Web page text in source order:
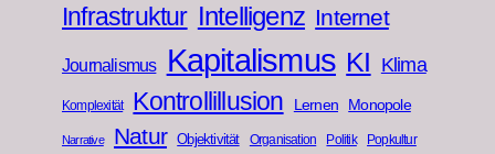
Infrastruktur Intelligenz Internet
Journalismus Kapitalismus KI Klima
Komplexität Kontrollillusion Lernen Monopole
Narrative Natur Objektivität Organisation Politik Popkultur